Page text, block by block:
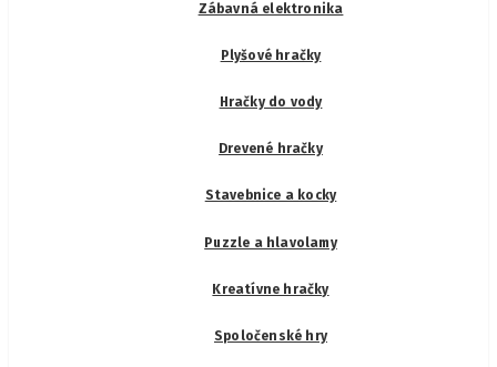
Zábavná elektronika
Plyšové hračky
Hračky do vody
Drevené hračky
Stavebnice a kocky
Puzzle a hlavolamy
Kreatívne hračky
Spoločenské hry